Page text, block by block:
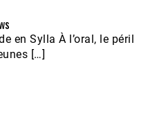
en Sylla À l’oral, le péril
[…]